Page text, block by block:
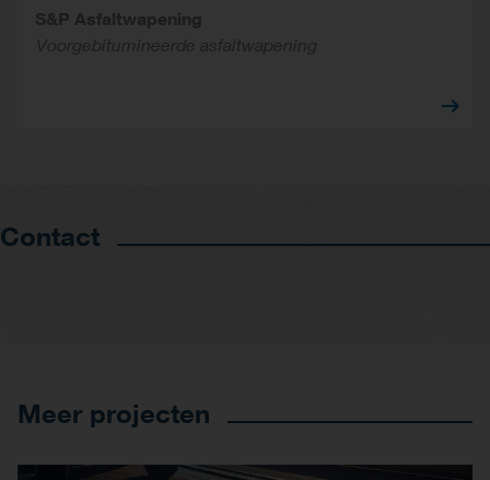
S&P Asfaltwapening
Voorgebitumineerde asfaltwapening
Contact
Meer projecten